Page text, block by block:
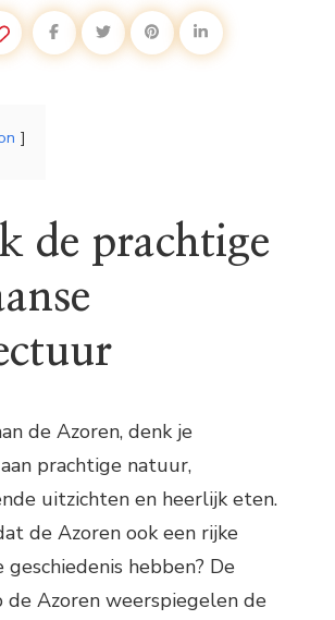
de prachtige
de Azoren, denk je
prachtige natuur,
uitzichten en heerlijk eten.
de Azoren ook een rijke
hebben? De
de Azoren weerspiegelen de